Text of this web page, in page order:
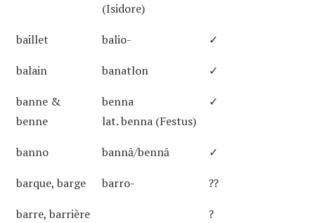
(Isidore)
baillet balio-
✓
balain
banatlon
✓
banne &
benne
benna
lat. benna (Festus)
✓
banno bannā/bennā
✓
barque, barge
barro-
??
barre, barrière
?